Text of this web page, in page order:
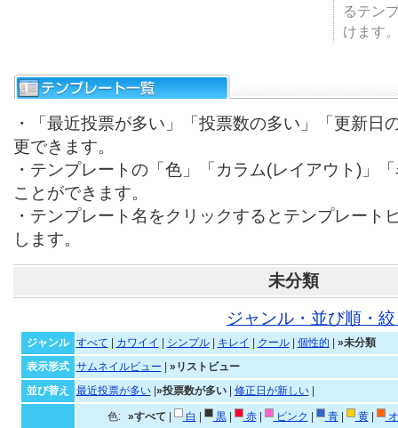
るテン
けます
・「最近投票が多い」「投票数の多い」「更新日
更できます。
・テンプレートの「色」「カラム(レイアウト)」
ことができます。
・テンプレート名をクリックするとテンプレート
します。
未分類
ジャンル・並び順・
ジャンル すべて カワイイ シンプル| キレイ クール| 個性的
»未分類
表示形式
サムネイルビュー
»リストビュー
並び替え
最近投票が多い| »投票数が多い| 修正日が新しい|
色: »すべて 白 黒| 赤| ピンク 青| 黄|